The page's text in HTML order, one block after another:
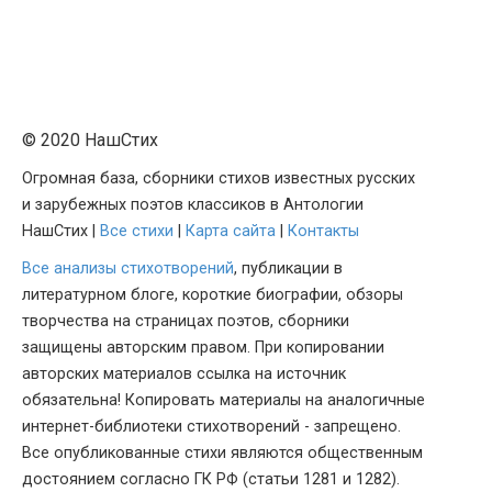
© 2020 НашСтих
Огромная база, сборники стихов известных русских
и зарубежных поэтов классиков в Антологии
НашСтих |
Все стихи Карта сайта
Контакты
Все анализы стихотворений, публикации в
литературном блоге, короткие биографии, обзоры
творчества на страницах поэтов, сборники
защищены авторским правом. При копировании
авторских материалов ссылка на источник
обязательна! Копировать материалы на аналогичные
интернет-библиотеки стихотворений - запрещено.
Все опубликованные стихи являются общественным
достоянием согласно ГК РФ (статьи 1281 и 1282).